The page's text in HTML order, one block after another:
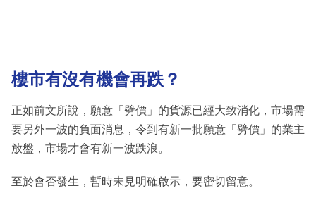
樓市有沒有機會再跌？
正如前文所說，願意「劈價」的貨源已經大致消化，市場需
要另外一波的負面消息，令到有新一批願意「劈價」的業主
放盤，市場才會有新一波跌浪。
至於會否發生，暫時未見明確啟示，要密切留意。